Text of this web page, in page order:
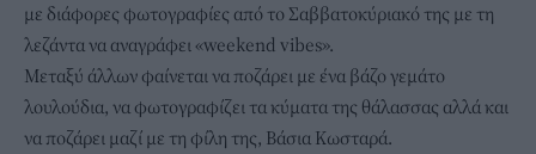
με διάφορες φωτογραφίες από το Σαββατοκύριακό της με τη
λεζάντα να αναγράφει «weekend vibes».
Μεταξύ άλλων φαίνεται να ποζάρει με ένα βάζο γεμάτο
λουλούδια, να φωτογραφίζει τα κύματα της θάλασσας αλλά και
να ποζάρει μαζί με τη φίλη της, Βάσια Κωσταρά.